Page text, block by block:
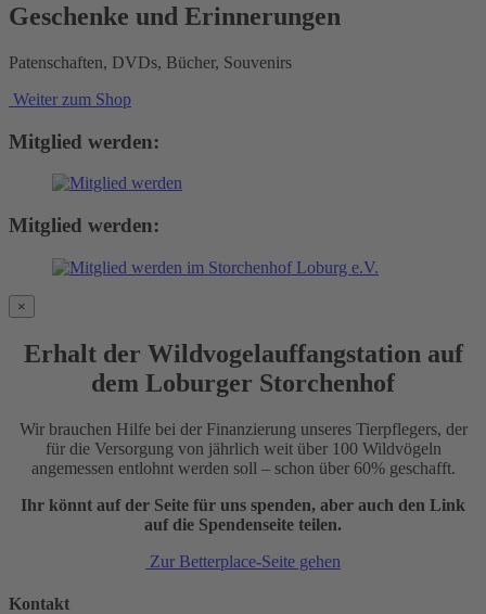
Geschenke und Erinnerungen
Patenschaften, DVDs, Bücher, Souvenirs
Weiter zum Shop
Mitglied werden:
Mitglied werden:
×
Erhalt der Wildvogelauffangstation auf
dem Loburger Storchenhof
Wir brauchen Hilfe bei der Finanzierung unseres Tierpflegers, der
für die Versorgung von jährlich weit über 100 Wildvögeln
angemessen entlohnt werden soll – schon über 60% geschafft.
Ihr könnt auf der Seite für uns spenden, aber auch den Link
auf die Spendenseite teilen.
Zur Betterplace-Seite gehen
Kontakt